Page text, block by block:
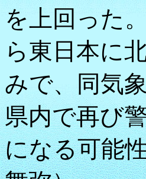
を上回った
ら東日本に
みで、同気
県内で再び
になる可能